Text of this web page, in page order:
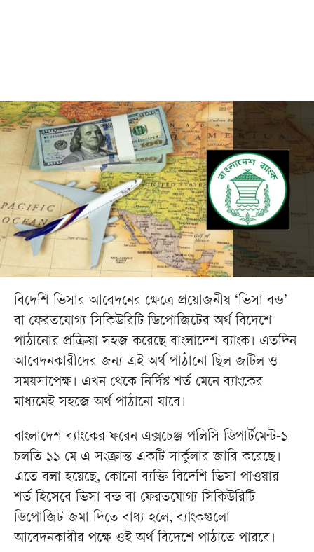
বিদেশি ভিসার আবেদনের ক্ষেত্রে প্রয়োজনীয় ‘ভিসা বন্ড’
বা ফেরতযোগ্য সিকিউরিটি ডিপোজিটের অর্থ বিদেশে
পাঠানোর প্রক্রিয়া সহজ করেছে বাংলাদেশ ব্যাংক। এতদিন
আবেদনকারীদের জন্য এই অর্থ পাঠানো ছিল জটিল ও
সময়সাপেক্ষ। এখন থেকে নির্দিষ্ট শর্ত মেনে ব্যাংকের
মাধ্যমেই সহজে অর্থ পাঠানো যাবে।
বাংলাদেশ ব্যাংকের ফরেন এক্সচেঞ্জ পলিসি ডিপার্টমেন্ট-১
চলতি ১১ মে এ সংক্রান্ত একটি সার্কুলার জারি করেছে।
এতে বলা হয়েছে, কোনো ব্যক্তি বিদেশি ভিসা পাওয়ার
শর্ত হিসেবে ভিসা বন্ড বা ফেরতযোগ্য সিকিউরিটি
ডিপোজিট জমা দিতে বাধ্য হলে, ব্যাংকগুলো
আবেদনকারীর পক্ষে ওই অর্থ বিদেশে পাঠাতে পারবে।